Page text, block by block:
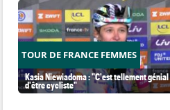
TOUR DE FRANCE FEMMES
Kasia Niewiadoma : "C'est tellement génial
d'être cycliste"